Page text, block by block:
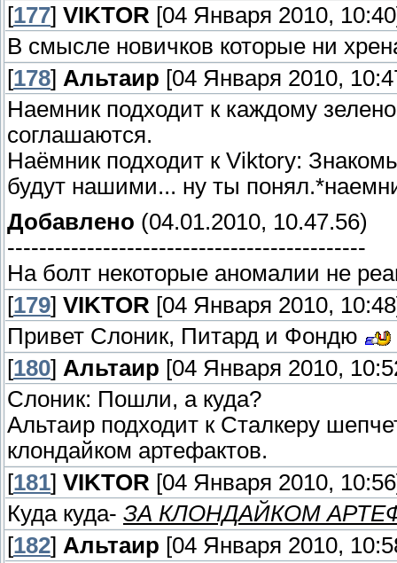
[177] VIKTOR [04 Января 2010,
В смысле новичков которые ни
[178] Альтаир [04 Января 2010,
Наемник подходит к каждому
соглашаются.
Наёмник подходит к Viktorу:
будут нашими... ну ты
Добавлено (04.01.2010, 10.47.56)
---------------------------------------------
На болт некоторые аномалии не
[179] VIKTOR [04 Января 2010,
Привет Слоник, Питард и Фондю
[180] Альтаир [04 Января 2010,
Слоник: Пошли, а куда?
Альтаир подходит к Сталкеру
клондайком артефактов.
[181] VIKTOR [04 Января 2010,
Куда куда- ЗА КЛОНДАЙКОМ
[182] Альтаир [04 Января 2010,